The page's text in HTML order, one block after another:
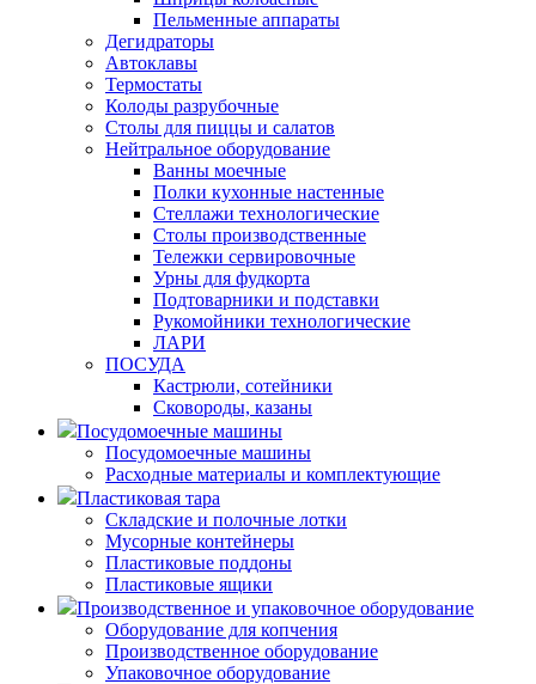
Пельменные аппараты
Дегидраторы
Автоклавы
Термостаты
Колоды разрубочные
Столы для пиццы и салатов
Нейтральное оборудование
Ванны моечные
Полки кухонные настенные
Стеллажи технологические
Столы производственные
Тележки сервировочные
Урны для фудкорта
Подтоварники и подставки
Рукомойники технологические
ЛАРИ
ПОСУДА
Кастрюли, сотейники
Сковороды, казаны
Посудомоечные машины
Посудомоечные машины
Расходные материалы и комплектующие
Пластиковая тара
Складские и полочные лотки
Мусорные контейнеры
Пластиковые поддоны
Пластиковые ящики
Производственное и упаковочное оборудование
Оборудование для копчения
Производственное оборудование
Упаковочное оборудование